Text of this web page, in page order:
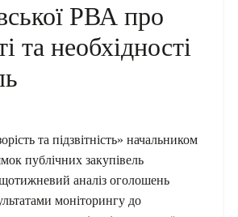
РВА про
та необхідності
та підзвітність» начальником
публічних закупівель
щотижневий аналіз оголошень
моніторингу до